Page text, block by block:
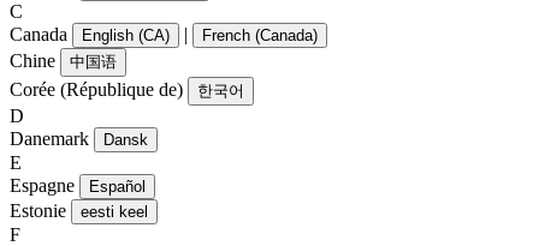
C
Canada
English (CA) | French (Canada)
Chine 中国语
Corée (République de) 한국어
D
Danemark
Dansk
E
Espagne
Español
Estonie eesti keel
F